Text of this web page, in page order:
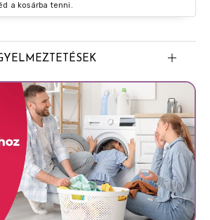
a kosárba tenni.
Az elem felrobbanhat vagy
szétszerelés, rövidzárlat, újratöltés
magas hőmérsekletnek van kitéve,
behelyezés esetén. Ne használjon
rendszerű elemeket együtt!
nem kerülhet. Figyelem!
nyelje le! Lenyelés esetén azonnal